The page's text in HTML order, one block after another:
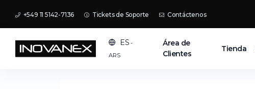
+549 11 5142-7136 Tickets de Soporte Contáctenos
ES -
ARS
Área de
Clientes
Tienda